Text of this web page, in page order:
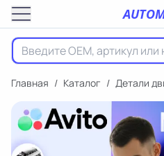
Главная / Каталог / Детали